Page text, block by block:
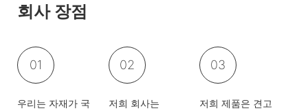
회사 장점
01
우리는 자재가 국
02
저희 회사는
03
저희 제품은 견고